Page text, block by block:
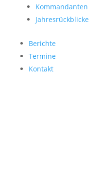
Kommandanten
Jahresrückblicke
Berichte
Termine
Kontakt